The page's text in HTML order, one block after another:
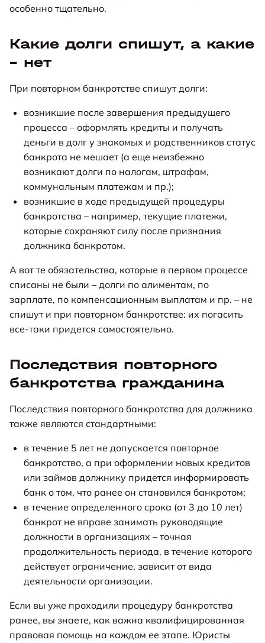
особенно тщательно.
Какие долги спишут, а какие
– нет
При повторном банкротстве спишут долги:
возникшие после завершения предыдущего
процесса – оформлять кредиты и получать
деньги в долг у знакомых и родственников статус
банкрота не мешает (а еще неизбежно
возникают долги по налогам, штрафам,
коммунальным платежам и пр.);
возникшие в ходе предыдущей процедуры
банкротства – например, текущие платежи,
которые сохраняют силу после признания
должника банкротом.
А вот те обязательства, которые в первом процессе
списаны не были – долги по алиментам, по
зарплате, по компенсационным выплатам и пр. – не
спишут и при повторном банкротстве: их погасить
все-таки придется самостоятельно.
Последствия повторного
банкротства гражданина
Последствия повторного банкротства для должника
также являются стандартными:
в течение 5 лет не допускается повторное
банкротство, а при оформлении новых кредитов
или займов должнику придется информировать
банк о том, что ранее он становился банкротом;
в течение определенного срока (от 3 до 10 лет)
банкрот не вправе занимать руководящие
должности в организациях – точная
продолжительность периода, в течение которого
действует ограничение, зависит от вида
деятельности организации.
Если вы уже проходили процедуру банкротства
ранее, вы знаете, как важна квалифицированная
правовая помощь на каждом ее этапе. Юристы